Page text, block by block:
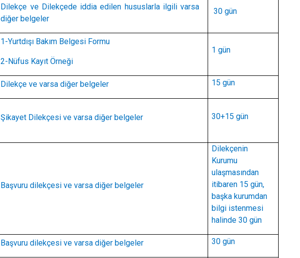
Dilekçe ve Dilekçede iddia edilen hususlarla ilgili varsa
diğer belgeler
30 gün
1-Yurtdışı Bakım Belgesi Formu
2-Nüfus Kayıt Örneği
1 gün
Dilekçe ve varsa diğer belgeler 15 gün
Şikayet Dilekçesi ve varsa diğer belgeler 30+15 gün
Başvuru dilekçesi ve varsa diğer belgeler
Dilekçenin
Kurumu
ulaşmasından
itibaren 15 gün,
başka kurumdan
bilgi istenmesi
halinde 30 gün
Başvuru dilekçesi ve varsa diğer belgeler 30 gün